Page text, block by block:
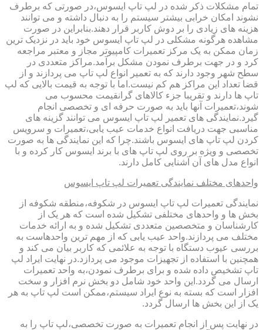
تمام مشکلات ذکر شده در لپ تاپ ایسوس،در صورتی که برطرف
نشوند امکان خرابی بیشتر سیستم را به دنبال داشته و می توانند
هزینه های زیادی را بر دوش کاربر قرار دهند.بنابراین در صورت
مشاهده هرگونه مشکلی در لپ تاپ ایسوس خود باید در نزدیک ترین
زمان ممکن به یک مرکز تعمیرات کامپیوتر مجاز و معتبر مراجعه
کرد و در جهت برطرف نمودن مشکل برآمد.مراکز متعددی در
سطح شهر وجود دارند که به تعمیر انواع لپ تاپ می پردازند و از
قضا تعداد این مراکز هم کم نیست.اما با توجه به قیمت بالایی که لپ
تاپ ها دارند و تقریبا جزء کالاهای گرانقیمت محسوب می
شوند،تعمیرات آنها باید به صورت حرفه ای و تخصصی انجام
گیرد.نمایندگی های تعمیر لپ تاپ ایسوس می توانند گزینه های
مناسبی جهت دریافت انواع خدمات عیب یابی،تعمیرات و سرویس
کردن لپ تاپ های ایسوس باشند.چرا که این نمایندگی ها به صورت
تخصصی و ویژه بر روی لپ تاپ های با برند ایسوس کار کرده و با
انواع مدل های آن آشنایی کامل دارند.
واحدهای مختلف نمایندگی تعمیرات لپ تاپ ایسوس
نمایندگی تعمیرات لپ تاپ ایسوس در شکوفه،منطقه شکوفه از
بخش ها و واحدهای مختلفی تشکیل شده است که هر یک از
کارشناسان و متخصصین متعددی تشکیل شده و به ارائه خدمات
مختلف می پردازند.واحد عیب یابی که از مهم ترین واحدهاست به
بررسی عیوب دستگاه با توجه به علائمی که کاربر بیان می کند و
همچنین با استفاده از تجهیزات موجود می پردازد.در نهایت ایراد لپ
تاپ تشخیص داده شده و برای برطرف نمودن،به واحد تعمیرات
ارسال می گردد.این واحد خود شامل دو بخش نرم افزار و سخت
افزار است که بسته به نوع ایراد سیستم،ممکن است لپ تاپ به هر
یک از این بخش ها ارسال گردد.
در نهایت پس از انجام تعمیرات به صورت تخصصی،لپ تاپ را به